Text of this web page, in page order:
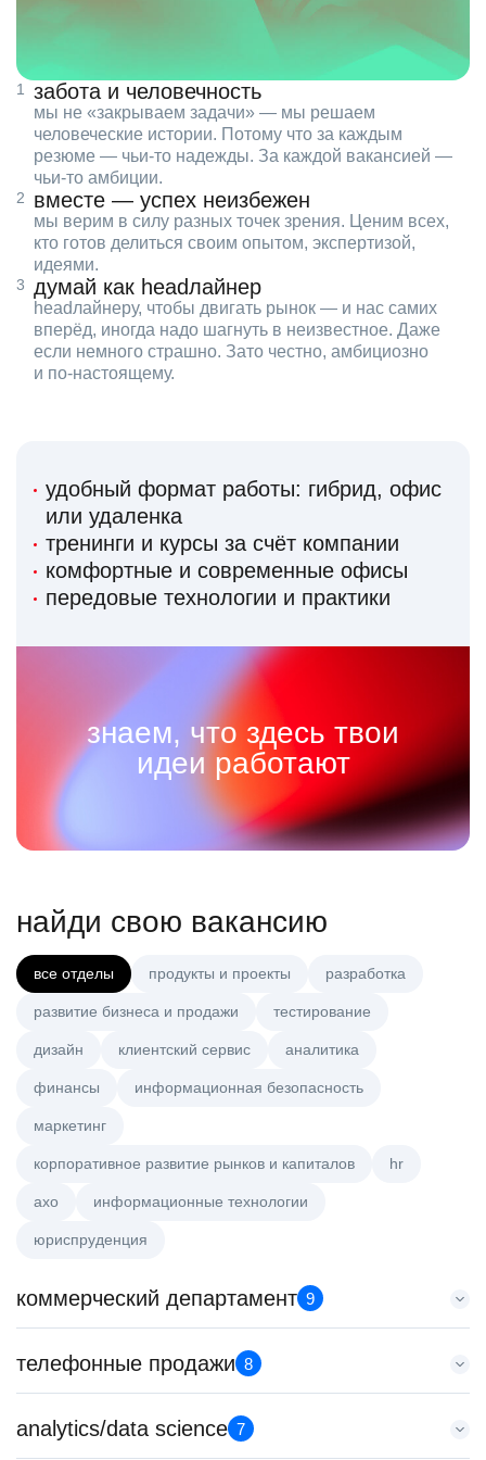
забота и человечность
мы не «закрываем задачи» — мы решаем
человеческие истории. Потому что за каждым
резюме — чьи‑то надежды. За каждой вакансией —
чьи‑то амбиции.
вместе — успех неизбежен
мы верим в силу разных точек зрения. Ценим всех,
кто готов делиться своим опытом, экспертизой,
идеями.
думай как headлайнер
headлайнеру, чтобы двигать рынок — и нас самих
вперёд, иногда надо шагнуть в неизвестное. Даже
если немного страшно. Зато честно, амбициозно
и по‑настоящему.
удобный формат работы: гибрид, офис
или удаленка
тренинги и курсы за счёт компании
комфортные и современные офисы
передовые технологии и практики
знаем, что здесь твои
идеи работают
найди свою вакансию
все отделы продукты и проекты разработка
развитие бизнеса и продажи тестирование
дизайн клиентский сервис аналитика
финансы информационная безопасность
маркетинг
корпоративное развитие рынков и капиталов hr
axo информационные технологии
юриспруденция
коммерческий департамент 9
Key Account Manager (EdTech)
HeadHunter::Коммерческий департамент
150000 ₽
телефонные продажи 8
Старший специалист телемаркетинга
HeadHunter::Телефонные продажи
analytics/data science 7